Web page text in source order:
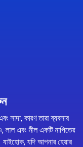
সাদা, কারণ তারা ব্যবসার
লাল এবং নীল একটি নাপিতের
যদি আপনার হেয়ার